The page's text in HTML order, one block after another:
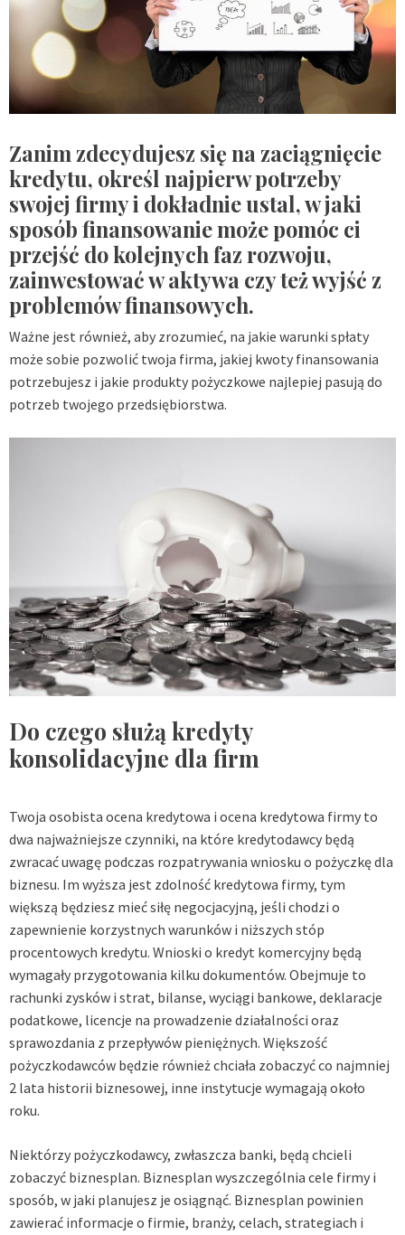
Zanim zdecydujesz się na zaciągnięcie
kredytu, określ najpierw potrzeby
swojej firmy i dokładnie ustal, w jaki
sposób finansowanie może pomóc ci
przejść do kolejnych faz rozwoju,
zainwestować w aktywa czy też wyjść z
problemów finansowych.
Ważne jest również, aby zrozumieć, na jakie warunki spłaty
może sobie pozwolić twoja firma, jakiej kwoty finansowania
potrzebujesz i jakie produkty pożyczkowe najlepiej pasują do
potrzeb twojego przedsiębiorstwa.
Do czego służą kredyty
konsolidacyjne dla firm
Twoja osobista ocena kredytowa i ocena kredytowa firmy to
dwa najważniejsze czynniki, na które kredytodawcy będą
zwracać uwagę podczas rozpatrywania wniosku o pożyczkę dla
biznesu. Im wyższa jest zdolność kredytowa firmy, tym
większą będziesz mieć siłę negocjacyjną, jeśli chodzi o
zapewnienie korzystnych warunków i niższych stóp
procentowych kredytu. Wnioski o kredyt komercyjny będą
wymagały przygotowania kilku dokumentów. Obejmuje to
rachunki zysków i strat, bilanse, wyciągi bankowe, deklaracje
podatkowe, licencje na prowadzenie działalności oraz
sprawozdania z przepływów pieniężnych. Większość
pożyczkodawców będzie również chciała zobaczyć co najmniej
2 lata historii biznesowej, inne instytucje wymagają około
roku.
Niektórzy pożyczkodawcy, zwłaszcza banki, będą chcieli
zobaczyć biznesplan. Biznesplan wyszczególnia cele firmy i
sposób, w jaki planujesz je osiągnąć. Biznesplan powinien
zawierać informacje o firmie, branży, celach, strategiach i